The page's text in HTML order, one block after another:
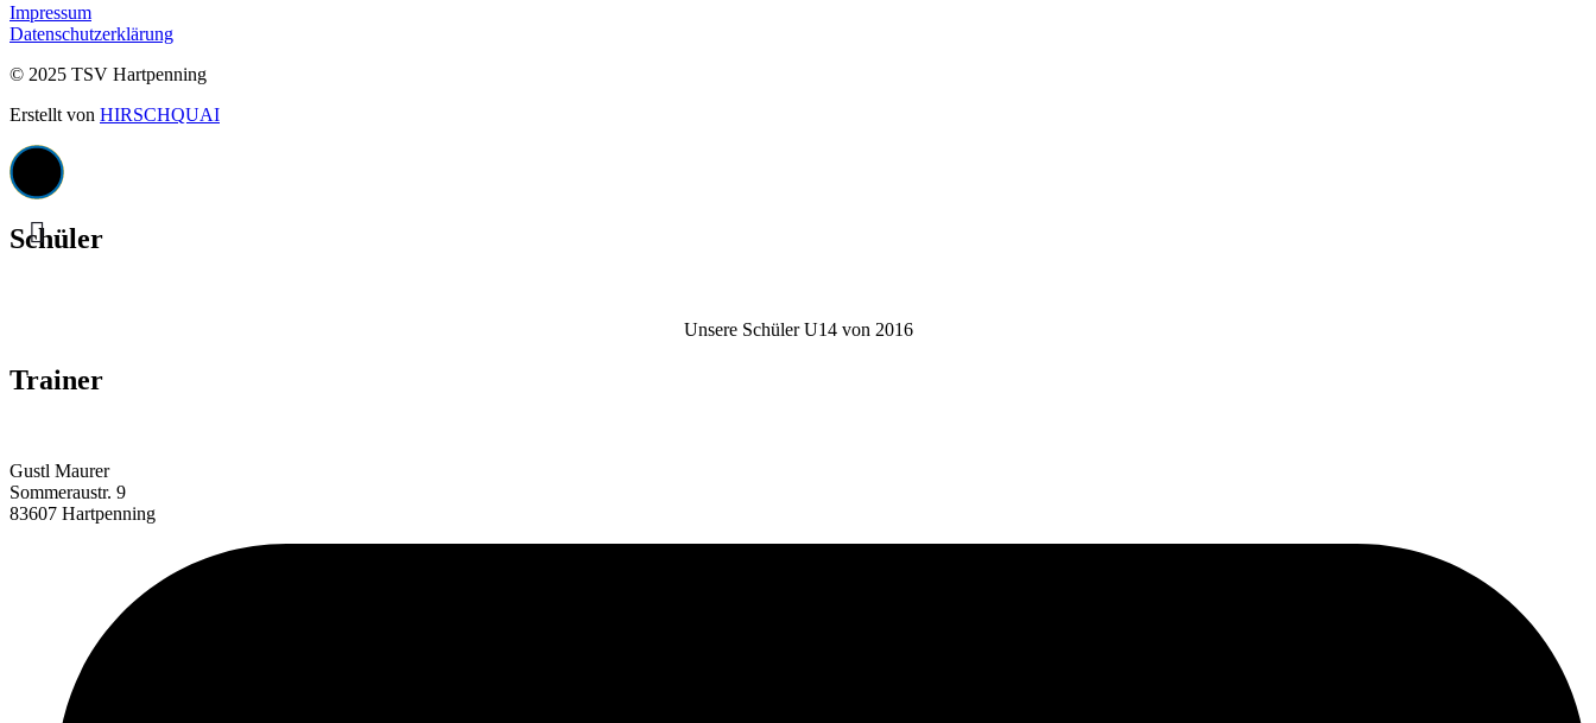
Impressum
Datenschutzerklärung
© 2025 TSV Hartpenning
Erstellt von HIRSCHQUAI
Schüler
Unsere Schüler U14 von 2016
Trainer
Gustl Maurer
Sommeraustr. 9
83607 Hartpenning